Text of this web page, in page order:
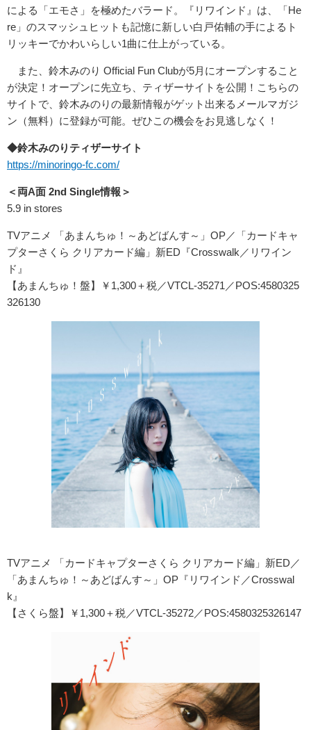
による「エモさ」を極めたバラード。『リワインド』は、「He
re」のスマッシュヒットも記憶に新しい白戸佑輔の手によるト
リッキーでかわいらしい1曲に仕上がっている。
また、鈴木みのり Official Fun Clubが5月にオープンすること
が決定！オープンに先立ち、ティザーサイトを公開！こちらの
サイトで、鈴木みのりの最新情報がゲット出来るメールマガジ
ン（無料）に登録が可能。ぜひこの機会をお見逃しなく！
◆鈴木みのりティザーサイト
https://minoringo-fc.com/
＜両A面 2nd Single情報＞
5.9 in stores
TVアニメ 「あまんちゅ！～あどばんす～」OP／「カードキャ
プターさくら クリアカード編」新ED『Crosswalk／リワイン
ド』
【あまんちゅ！盤】￥1,300＋税／VTCL-35271／POS:4580325
326130
TVアニメ 「カードキャプターさくら クリアカード編」新ED／
「あまんちゅ！～あどばんす～」OP『リワインド／Crosswal
k』
【さくら盤】￥1,300＋税／VTCL-35272／POS:4580325326147